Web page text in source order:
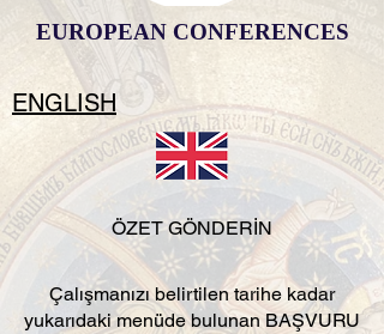
EUROPEAN CONFERENCES
ENGLISH
ÖZET GÖNDERİN
Çalışmanızı belirtilen tarihe kadar
yukarıdaki menüde bulunan BAŞVURU